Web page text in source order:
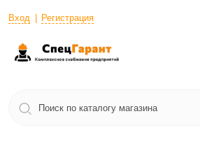
Вход Регистрация